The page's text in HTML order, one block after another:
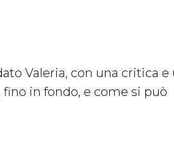
Valeria, con una critica e
in fondo, e come si può